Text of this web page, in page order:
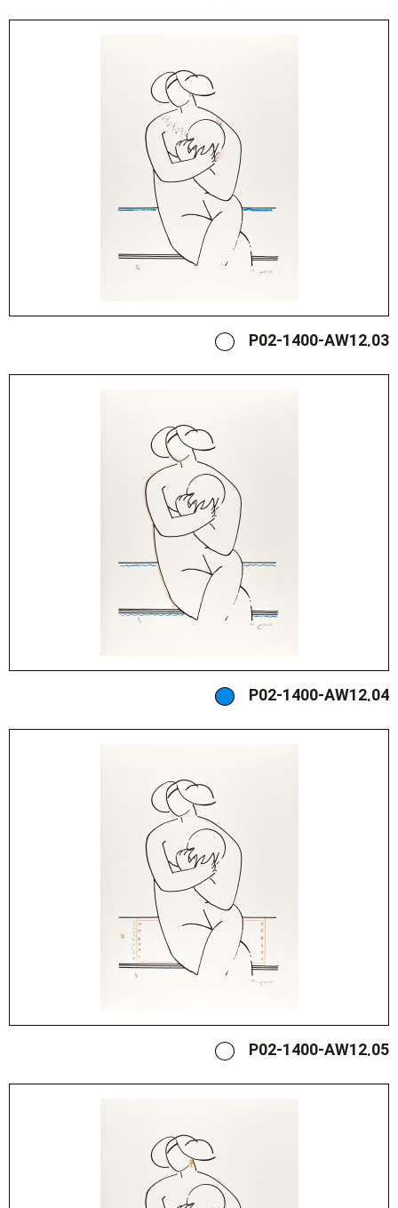
P02-1400-AW12.03
P02-1400-AW12.04
P02-1400-AW12.05